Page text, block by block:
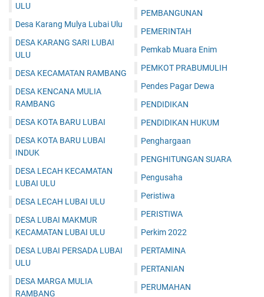
ULU
Desa Karang Mulya Lubai Ulu
DESA KARANG SARI LUBAI
ULU
DESA KECAMATAN RAMBANG
DESA KENCANA MULIA
RAMBANG
DESA KOTA BARU LUBAI
DESA KOTA BARU LUBAI
INDUK
DESA LECAH KECAMATAN
LUBAI ULU
DESA LECAH LUBAI ULU
DESA LUBAI MAKMUR
KECAMATAN LUBAI ULU
DESA LUBAI PERSADA LUBAI
ULU
DESA MARGA MULIA
RAMBANG
PEMBANGUNAN
PEMERINTAH
Pemkab Muara Enim
PEMKOT PRABUMULIH
Pendes Pagar Dewa
PENDIDIKAN
PENDIDIKAN HUKUM
Penghargaan
PENGHITUNGAN SUARA
Pengusaha
Peristiwa
PERISTIWA
Perkim 2022
PERTAMINA
PERTANIAN
PERUMAHAN